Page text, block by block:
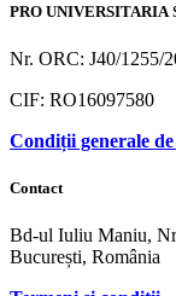
PRO UNIVERSITARIA
Nr. ORC: J40/1255/
CIF: RO16097580
Condiții generale
Contact
Bd-ul Iuliu Maniu,
București, România